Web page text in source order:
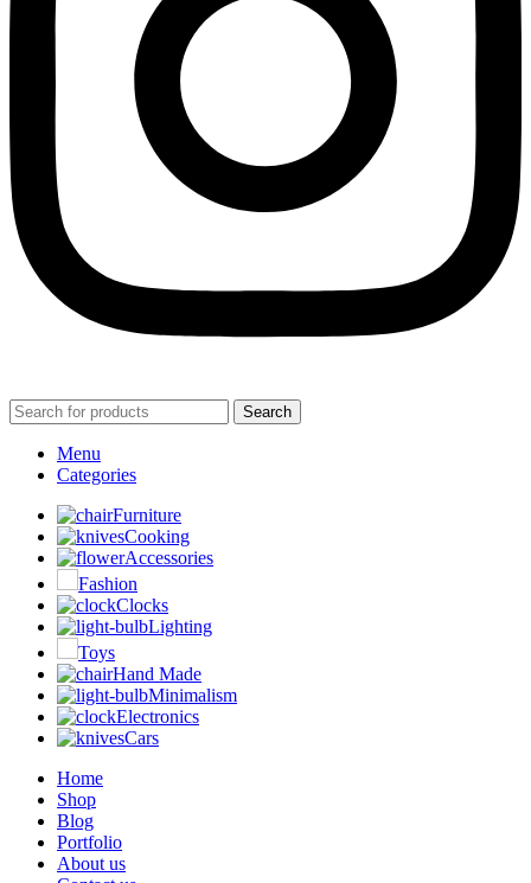
Search
Menu
Categories
Furniture
Cooking
Accessories
Fashion
Clocks
Lighting
Toys
Hand Made
Minimalism
Electronics
Cars
Home
Shop
Blog
Portfolio
About us